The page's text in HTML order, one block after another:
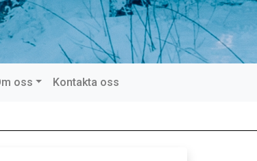
oss Kontakta oss